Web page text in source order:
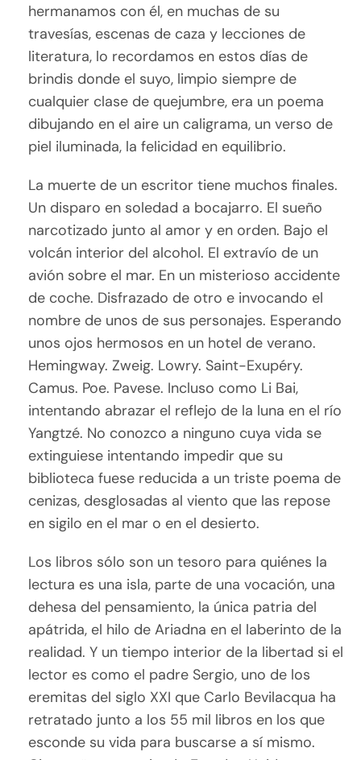
hermanamos con él, en muchas de su
travesías, escenas de caza y lecciones de
literatura, lo recordamos en estos días de
brindis donde el suyo, limpio siempre de
cualquier clase de quejumbre, era un poema
dibujando en el aire un caligrama, un verso de
piel iluminada, la felicidad en equilibrio.
La muerte de un escritor tiene muchos finales.
Un disparo en soledad a bocajarro. El sueño
narcotizado junto al amor y en orden. Bajo el
volcán interior del alcohol. El extravío de un
avión sobre el mar. En un misterioso accidente
de coche. Disfrazado de otro e invocando el
nombre de unos de sus personajes. Esperando
unos ojos hermosos en un hotel de verano.
Hemingway. Zweig. Lowry. Saint-Exupéry.
Camus. Poe. Pavese. Incluso como Li Bai,
intentando abrazar el reflejo de la luna en el río
Yangtzé. No conozco a ninguno cuya vida se
extinguiese intentando impedir que su
biblioteca fuese reducida a un triste poema de
cenizas, desglosadas al viento que las repose
en sigilo en el mar o en el desierto.
Los libros sólo son un tesoro para quiénes la
lectura es una isla, parte de una vocación, una
dehesa del pensamiento, la única patria del
apátrida, el hilo de Ariadna en el laberinto de la
realidad. Y un tiempo interior de la libertad si el
lector es como el padre Sergio, uno de los
eremitas del siglo XXI que Carlo Bevilacqua ha
retratado junto a los 55 mil libros en los que
esconde su vida para buscarse a sí mismo.